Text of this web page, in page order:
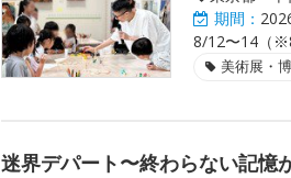
期間：
8/12〜14（
美術展・
迷界デパート〜終わらない記憶